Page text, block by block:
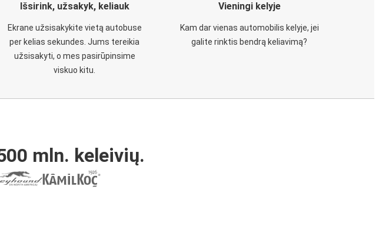
Išsirink, užsakyk, keliauk
Ekrane užsisakykite vietą autobuse
per kelias sekundes. Jums tereikia
užsisakyti, o mes pasirūpinsime
viskuo kitu.
Vieningi kelyje
Kam dar vienas automobilis kelyje, jei
galite rinktis bendrą keliavimą?
mln. keleivių.